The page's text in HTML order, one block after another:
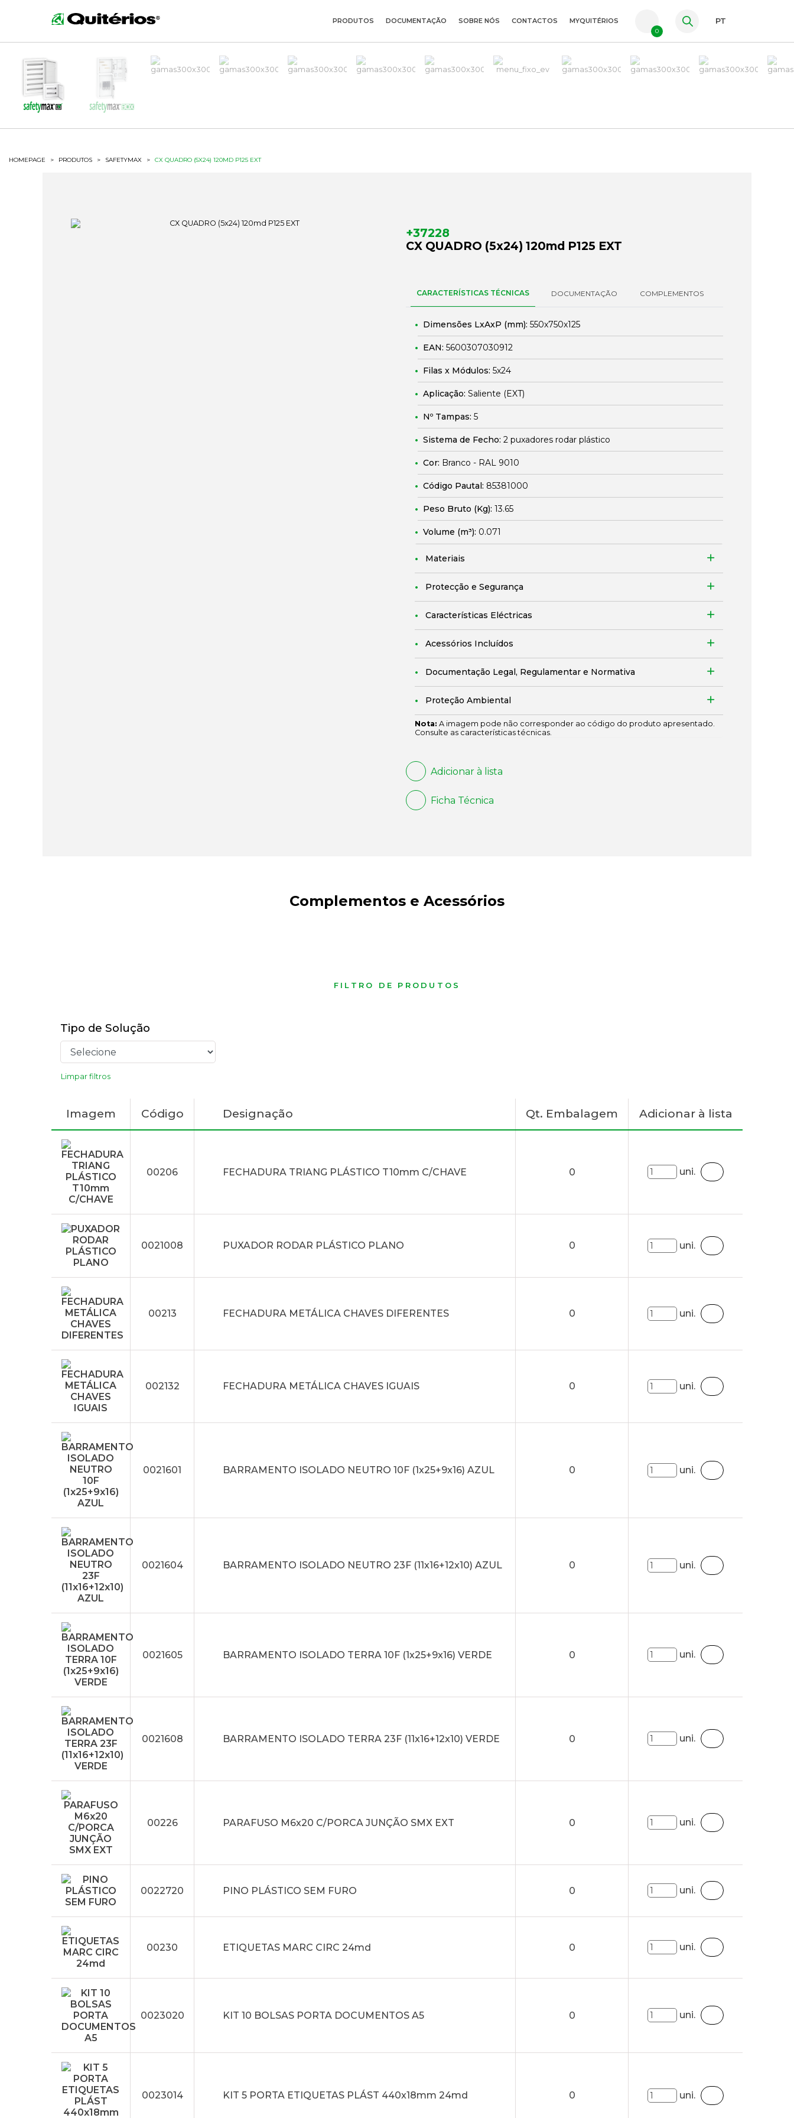
ES
PRODUTOS DOCUMENTAÇÃO SOBRE NÓS CONTACTOS MYQUITÉRIOS
0
PT
HOMEPAGE > PRODUTOS > SAFETYMAX > CX QUADRO (5X24) 120MD P125 EXT
+37228
CX QUADRO (5x24) 120md P125 EXT
CARACTERÍSTICAS TÉCNICAS DOCUMENTAÇÃO COMPLEMENTOS
Dimensões LxAxP (mm): 550x750x125
EAN: 5600307030912
Filas x Módulos: 5x24
Aplicação: Saliente (EXT)
Nº Tampas: 5
Sistema de Fecho: 2 puxadores rodar plástico
Cor: Branco - RAL 9010
Código Pautal: 85381000
Peso Bruto (Kg): 13.65
Volume (m³): 0.071
Materiais
Protecção e Segurança
Características Eléctricas
Acessórios Incluídos
Documentação Legal, Regulamentar e Normativa
Proteção Ambiental
Nota: A imagem pode não corresponder ao código do produto apresentado.
Consulte as características técnicas.
Adicionar à lista
Ficha Técnica
Complementos e Acessórios
FILTRO DE PRODUTOS
Tipo de Solução
Limpar filtros
Imagem Código Designação Qt. Embalagem Adicionar à lista
00206 FECHADURA TRIANG PLÁSTICO T10mm C/CHAVE 0 uni.
0021008 PUXADOR RODAR PLÁSTICO PLANO 0 uni.
00213 FECHADURA METÁLICA CHAVES DIFERENTES 0 uni.
002132 FECHADURA METÁLICA CHAVES IGUAIS 0 uni.
0021601 BARRAMENTO ISOLADO NEUTRO 10F (1x25+9x16) AZUL 0 uni.
0021604 BARRAMENTO ISOLADO NEUTRO 23F (11x16+12x10) AZUL 0 uni.
0021605 BARRAMENTO ISOLADO TERRA 10F (1x25+9x16) VERDE 0 uni.
0021608 BARRAMENTO ISOLADO TERRA 23F (11x16+12x10) VERDE 0 uni.
00226 PARAFUSO M6x20 C/PORCA JUNÇÃO SMX EXT 0 uni.
0022720 PINO PLÁSTICO SEM FURO 0 uni.
00230 ETIQUETAS MARC CIRC 24md 0 uni.
0023020 KIT 10 BOLSAS PORTA DOCUMENTOS A5 0 uni.
0023014 KIT 5 PORTA ETIQUETAS PLÁST 440x18mm 24md 0 uni.